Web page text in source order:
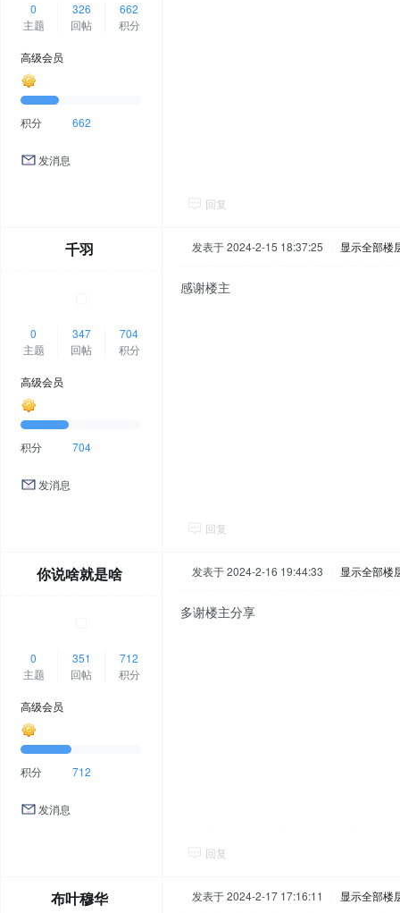
0
主题
326
回帖
662
积分
高级会员
积分 662
发消息
回复
千羽
0
主题
347
回帖
704
积分
高级会员
积分 704
发消息
发表于 2024-2-15 18:37:25 显示全部楼
感谢楼主
回复
你说啥就是啥
0
主题
351
回帖
712
积分
高级会员
积分 712
发消息
发表于 2024-2-16 19:44:33 显示全部楼
多谢楼主分享
回复
布叶穆华 发表于 2024-2-17 17:16:11 显示全部楼